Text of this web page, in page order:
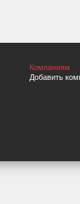
Компаниям
Добавить